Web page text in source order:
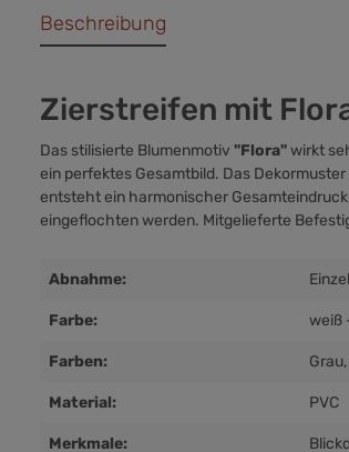
Beschreibung
Zierstreifen mit
Das stilisierte Blumenmotiv "Flora"wirkt
ein perfektes Gesamtbild. Das
entsteht ein harmonischer
eingeflochten werden. Mitgelieferte
Abnahme:
Farbe: weiß
Farben: Grau
Material: PVC
Merkmale: